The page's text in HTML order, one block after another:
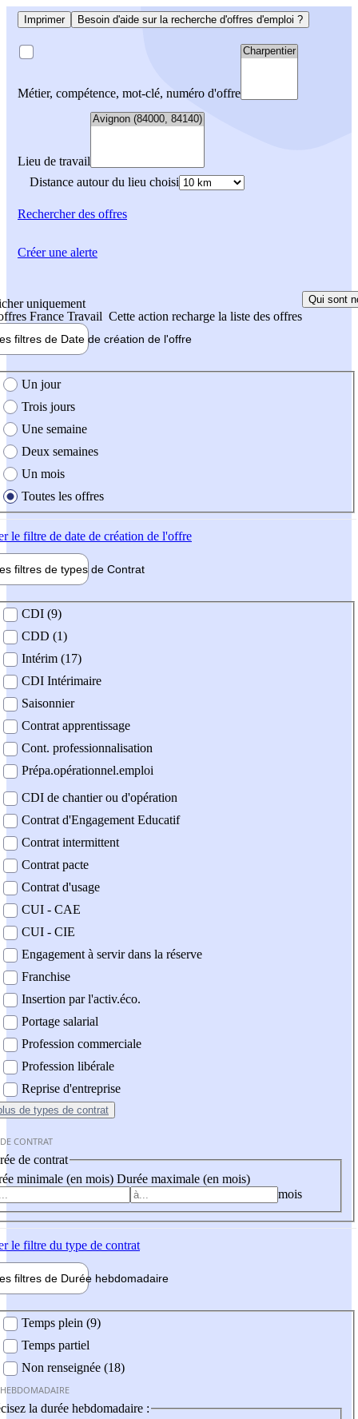
Imprimer Besoin d'aide sur la recherche d'offres d'emploi ?
Métier, compétence, mot-clé, numéro d'offre
Lieu de travail
Distance autour du lieu choisi
Rechercherdes offres
uniquement
France Travail Cette action recharge la liste des offres
Qui sont
filtres de Date de création de l'offre
création de l'offre
Un jour
Trois jours
Une semaine
Deux semaines
Un mois
Toutes les offres
le filtre de date de création de l'offre
filtres de types de Contrat
contrat
CDI (9)
CDD (1)
Intérim (17)
CDI Intérimaire
Saisonnier
Contrat apprentissage
Cont. professionnalisation
Prépa.opérationnel.emploi
CDI de chantier ou d'opération
Contrat d'Engagement Educatif
Contrat intermittent
Contrat pacte
Contrat d'usage
CUI - CAE
CUI - CIE
Engagement à servir dans la réserve
Franchise
Insertion par l'activ.éco.
Portage salarial
Profession commerciale
Profession libérale
Reprise d'entreprise
de types de contrat
CONTRAT
de contrat
minimale (en mois) Durée maximale (en mois)
mois
le filtre du type de contrat
filtres de Durée hebdomadaire
Temps plein (9)
Temps partiel
Non renseignée (18)
la durée hebdomadaire :
Créer une alerte